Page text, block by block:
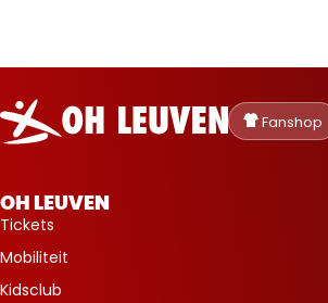
Oud-
Heverlee
Leuven
Fanshop
OH LEUVEN
Tickets
Mobiliteit
Kidsclub